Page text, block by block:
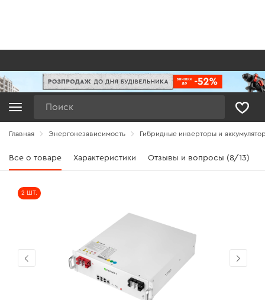
Главная Энергонезависимость Гибридные инверторы и
Все о товаре Характеристики Отзывы и вопросы (8/13)
2 ШТ.